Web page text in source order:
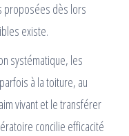
proposées dès lors
existe.
systématique, les
à la toiture, au
vivant et le transférer
concilie efficacité